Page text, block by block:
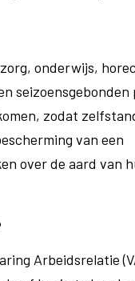
onderwijs,
seizoensgebonden
zodat
van een
over de aard van
Arbeidsrelatie